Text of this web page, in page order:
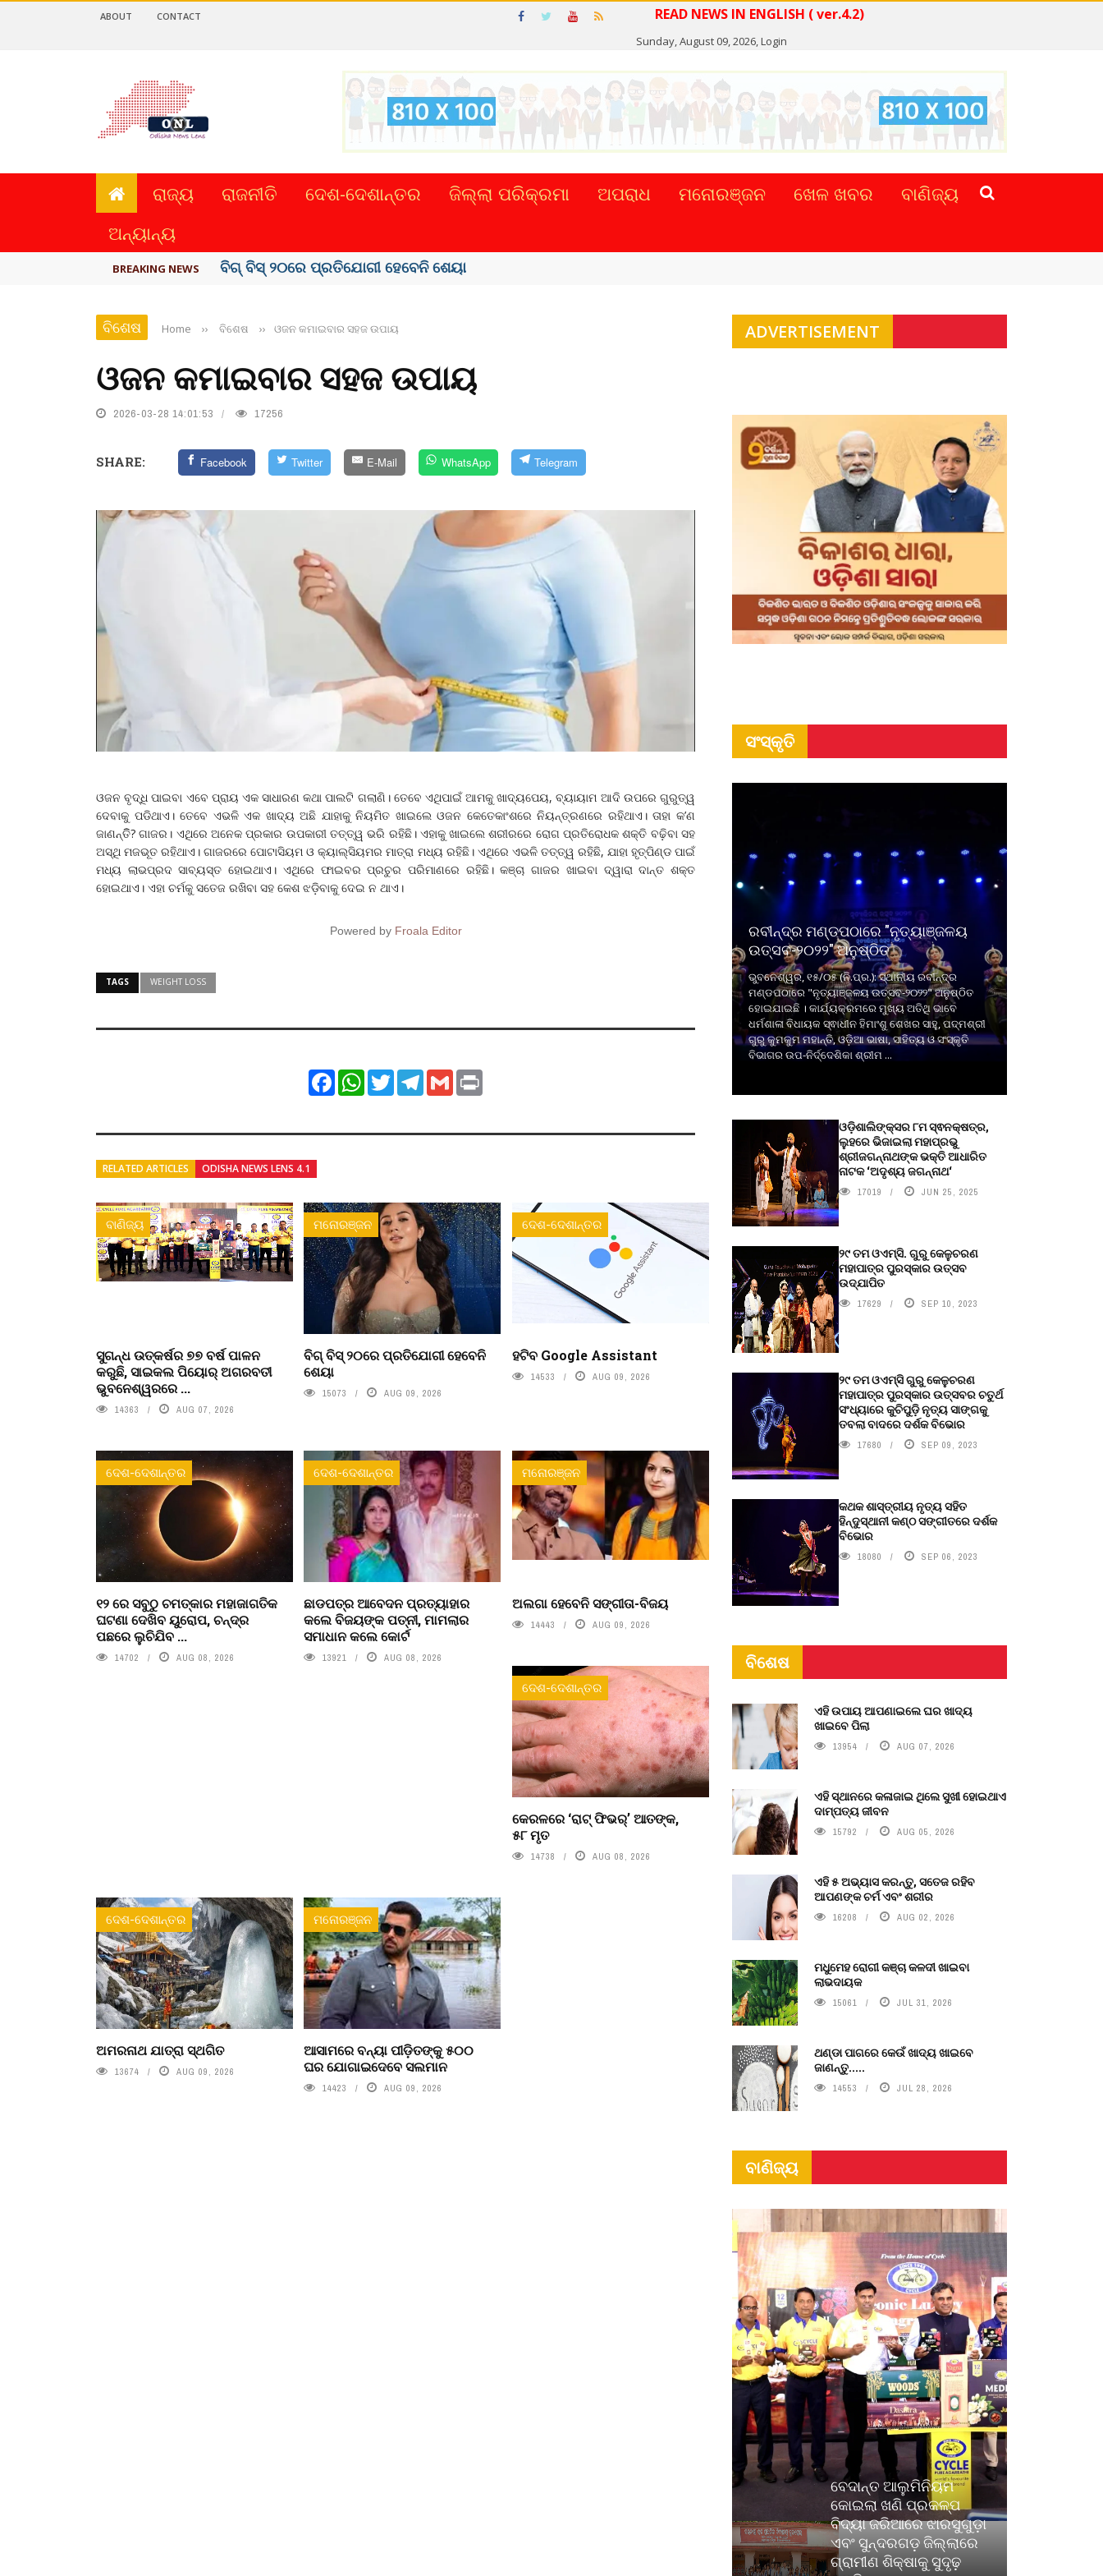
READ NEWS IN ENGLISH ( ver.4.2)
Sunday, August 09, 2026,Login
ABOUT CONTACT
ରାଜ୍ୟ ରାଜନୀତି ଦେଶ-ଦେଶାନ୍ତର ଜିଲ୍ଲା ପରିକ୍ରମା ଅପରାଧ ମନୋରଞ୍ଜନ ଖେଳ ଖବର
ବାଣିଜ୍ୟ
ଅନ୍ୟାନ୍ୟ
BREAKING NEWS ଅମରନାଥ ଯାତ୍ରା ସ୍ଥଗିତ
ବିଶେଷ Home ›› ବିଶେଷ ›› ଓଜନ କମାଇବାର ସହଜ ଉପାୟ
ଓଜନ କମାଇବାର ସହଜ ଉପାୟ
2026-03-28 14:01:53 17256
SHARE: Facebook Twitter E-Mail WhatsApp Telegram
ଓଜନ ବୃଦ୍ଧି ପାଇବା ଏବେ ପ୍ରାୟ ଏକ ସାଧାରଣ କଥା ପାଲଟି ଗଲାଣି। ତେବେ ଏଥିପାଇଁ ଆମକୁ ଖାଦ୍ୟପେୟ, ବ୍ୟାୟାମ ଆଦି ଉପରେ ଗୁରୁତ୍ୱ
ଦେବାକୁ ପଡିଥାଏ। ତେବେ ଏଭଳି ଏକ ଖାଦ୍ୟ ଅଛି ଯାହାକୁ ନିୟମିତ ଖାଇଲେ ଓଜନ କେତେକାଂଶରେ ନିୟନ୍ତ୍ରଣରେ ରହିଥାଏ। ତାହା କ’ଣ
ଜାଣନ୍ତିି? ଗାଜର। ଏଥିରେ ଅନେକ ପ୍ରକାର ଉପକାରୀ ତତ୍ତ୍ୱ ଭରି ରହିଛି। ଏହାକୁ ଖାଇଲେ ଶରୀରରେ ରୋଗ ପ୍ରତିରୋଧକ ଶକ୍ତି ବଢ଼ିବା ସହ
ଅସ୍ଥି ମଜଭୂତ ରହିଥାଏ। ଗାଜରରେ ପୋଟାସିୟମ ଓ କ୍ୟାଲ୍‌ସିୟମର ମାତ୍ରା ମଧ୍ୟ ରହିଛି। ଏଥିରେ ଏଭଳି ତତ୍ତ୍ୱ ରହିଛି, ଯାହା ହୃତ୍‌ପିଣ୍ଡ ପାଇଁ
ମଧ୍ୟ ଲାଭପ୍ରଦ ସାବ୍ୟସ୍ତ ହୋଇଥାଏ। ଏଥିରେ ଫାଇବର ପ୍ରଚୁର ପରିମାଣରେ ରହିଛି। କଞ୍ଚା ଗାଜର ଖାଇବା ଦ୍ୱାରା ଦାନ୍ତ ଶକ୍ତ
ହୋଇଥାଏ। ଏହା ଚର୍ମକୁ ସତେଜ ରଖିବା ସହ କେଶ ଝଡ଼ିବାକୁ ଦେଇ ନ ଥାଏ।
Powered by Froala Editor
TAGS WEIGHT LOSS
FacebookWhatsApp
TwitterTelegram
Gmail
RELATED ARTICLES ODISHA NEWS LENS 4.1
ବାଣିଜ୍ୟ
ସୁଗନ୍ଧ ଉତ୍କର୍ଷର ୭୭ ବର୍ଷ ପାଳନ
କରୁଛି, ସାଇକଲ ପିୟୋର୍‌ ଅଗରବତୀ
ଭୁବନେଶ୍ୱରରେ ...
14363 AUG 07, 2026
ମନୋରଞ୍ଜନ
ବିଗ୍ ବିସ୍ ୨୦ରେ ପ୍ରତିଯୋଗୀ ହେବେନି
ଶେୟା
15073 AUG 09, 2026
ଦେଶ-ଦେଶାନ୍ତର
ହଟିବ Google Assistant
14533 AUG 09, 2026
ଦେଶ-ଦେଶାନ୍ତର
୧୨ ରେ ସବୁଠୁ ଚମତ୍କାର ମହାଜାଗତିକ
ଘଟଣା ଦେଖିବ ୟୁରୋପ, ଚନ୍ଦ୍ର
ପଛରେ ଲୁଚିଯିବ ...
14702 AUG 08, 2026
ଦେଶ-ଦେଶାନ୍ତର
ଛାଡପତ୍ର ଆବେଦନ ପ୍ରତ୍ୟାହାର
କଲେ ବିଜୟଙ୍କ ପତ୍ନୀ, ମାମଲାର
ସମାଧାନ କଲେ କୋର୍ଟ
13921 AUG 08, 2026
ମନୋରଞ୍ଜନ
ଅଲଗା ହେବେନି ସଙ୍ଗୀତା-ବିଜୟ
14443 AUG 09, 2026
ଦେଶ-ଦେଶାନ୍ତର
କେରଳରେ ‘ରାଟ୍ ଫିଭର୍’ ଆତଙ୍କ,
୫୮ ମୃତ
14738 AUG 08, 2026
ଦେଶ-ଦେଶାନ୍ତର
ଅମରନାଥ ଯାତ୍ରା ସ୍ଥଗିତ
13674 AUG 09, 2026
ମନୋରଞ୍ଜନ
ଆସାମରେ ବନ୍ୟା ପୀଡ଼ିତଙ୍କୁ ୫୦୦
ଘର ଯୋଗାଇଦେବେ ସଲମାନ
14423 AUG 09, 2026
ADVERTISEMENT
ସଂସ୍କୃତି
ରବୀନ୍ଦ୍ର ମଣ୍ଡପଠାରେ "ନୃତ୍ୟାଞ୍ଜଳୟ
ଉତ୍ସବ-୨୦୨୨" ଅନୁଷ୍ଠିତ
ଭୁବନେଶ୍ୱର, ୧୫/୦୫ (ନି.ପ୍ର.): ସ୍ଥାନୀୟ ରବୀନ୍ଦ୍ର
ମଣ୍ଡପଠାରେ "ନୃତ୍ୟାଞ୍ଜଳୟ ଉତ୍ସବ-୨୦୨୨" ଅନୁଷ୍ଠିତ
ହୋଇଯାଇଛି । କାର୍ଯ୍ୟକ୍ରମରେ ମୁଖ୍ୟ ଅତିଥି ଭାବେ
ଧର୍ମଶାଳା ବିଧାୟକ ସ୍ଵାଧୀନ ହିମାଂଶୁ ଶେଖର ସାହୁ, ପଦ୍ମଶ୍ରୀ
ଗୁରୁ କୁମକୁମ ମହାନ୍ତି, ଓଡ଼ିଆ ଭାଷା, ସାହିତ୍ୟ ଓ ସଂସ୍କୃତି
ବିଭାଗର ଉପ-ନିର୍ଦ୍ଦେଶିକା ଶ୍ରୀମ ...
ଓଡ଼ିଶାଲିଙ୍କ୍ସର ୮ମ ସ୍ଵନକ୍ଷତ୍ର,
ଲୁହରେ ଭିଜାଇଲା ମହାପ୍ରଭୁ
ଶ୍ରୀଜଗନ୍ନାଥଙ୍କ ଭକ୍ତି ଆଧାରିତ
ନାଟକ ‘ଅଦୃଶ୍ୟ ଜଗନ୍ନାଥ‘
17019 JUN 25, 2025
୨୯ ତମ ଓଏମ୍‌ସି. ଗୁରୁ କେଳୁଚରଣ
ମହାପାତ୍ର ପୁରସ୍କାର ଉତ୍ସବ
ଉଦ୍‍ଯାପିତ
17629 SEP 10, 2023
୨୯ ତମ ଓଏମ୍‌ସି ଗୁରୁ କେଳୁଚରଣ
ମହାପାତ୍ର ପୁରସ୍କାର ଉତ୍ସବର ଚତୁର୍ଥ
ସଂଧ୍ୟାରେ କୁଚିପୁଡ଼ି ନୃତ୍ୟ ସାଙ୍ଗକୁ
ତବଲା ବାଦରେ ଦର୍ଶକ ବିଭୋର
17680 SEP 09, 2023
କଥକ ଶାସ୍ତ୍ରୀୟ ନୃତ୍ୟ ସହିତ
ହିନ୍ଦୁସ୍ଥାନୀ କଣ୍ଠ ସଙ୍ଗୀତରେ ଦର୍ଶକ
ବିଭୋର
18080 SEP 06, 2023
ବିଶେଷ
ଏହି ଉପାୟ ଆପଣାଇଲେ ଘର ଖାଦ୍ୟ
ଖାଇବେ ପିଲା
13954 AUG 07, 2026
ଏହି ସ୍ଥାନରେ କଳାଜାଇ ଥିଲେ ସୁଖୀ ହୋଇଥାଏ
ଦାମ୍ପତ୍ୟ ଜୀବନ
15792 AUG 05, 2026
ଏହି ୫ ଅଭ୍ୟାସ କରନ୍ତୁ, ସତେଜ ରହିବ
ଆପଣଙ୍କ ଚର୍ମ ଏବଂ ଶରୀର
16208 AUG 02, 2026
ମଧୁମେହ ରୋଗୀ କଞ୍ଚା କଳଦୀ ଖାଇବା
ଲାଭଦାୟକ
15061 JUL 31, 2026
ଥଣ୍ଡା ପାଗରେ କେଉଁ ଖାଦ୍ୟ ଖାଇବେ
ଜାଣନ୍ତୁ.....
14553 JUL 28, 2026
ବାଣିଜ୍ୟ
ବେଦାନ୍ତ ଆଲୁମିନିୟମ
କୋଇଲା ଖଣି ପ୍ରକଳ୍ପ
ବିଦ୍ୟା ଜରିଆରେ ଝାରସୁଗୁଡ଼ା
ଏବଂ ସୁନ୍ଦରଗଡ଼ ଜିଲ୍ଲାରେ
ଗ୍ରାମୀଣ ଶିକ୍ଷାକୁ ସୁଦୃଢ଼